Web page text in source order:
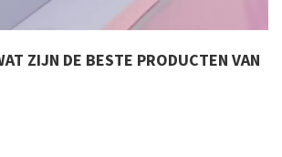
ZIJN DE BESTE PRODUCTEN VAN